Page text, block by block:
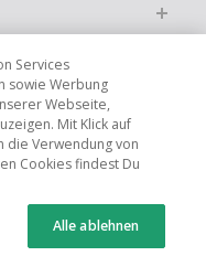
JP FR AU IT
Services
sowie Werbung
Webseite,
Mit Klick auf
die Verwendung von
Cookies findest Du
Alle ablehnen